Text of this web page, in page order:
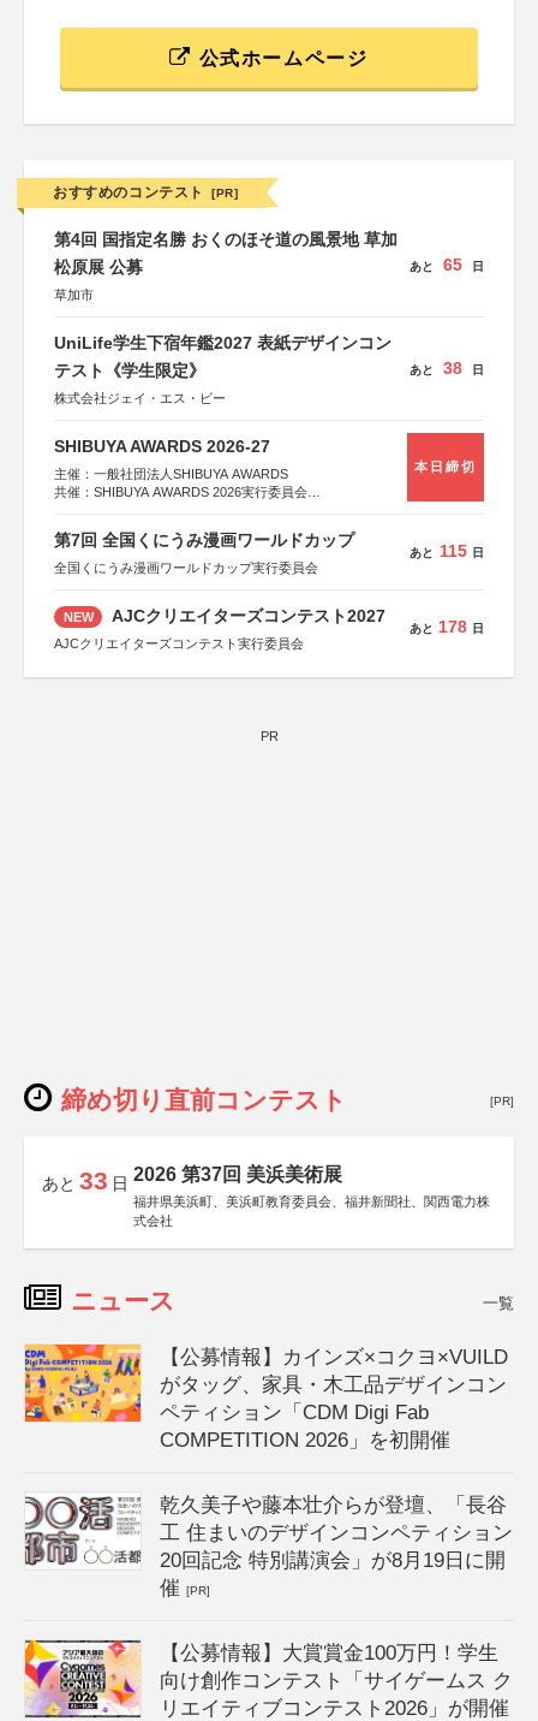
公式ホームページ
おすすめのコンテスト [PR]
第4回 国指定名勝 おくのほそ道の風景地 草加
松原展 公募
草加市
あと 65 日
UniLife学生下宿年鑑2027 表紙デザインコン
テスト《学生限定》
株式会社ジェイ・エス・ビー
あと 38 日
SHIBUYA AWARDS 2026-27
主催：一般社団法人SHIBUYA AWARDS
共催：SHIBUYA AWARDS 2026実行委員会
本日締切
第7回 全国くにうみ漫画ワールドカップ
全国くにうみ漫画ワールドカップ実行委員会
あと 115 日
NEW AJCクリエイターズコンテスト2027
AJCクリエイターズコンテスト実行委員会
あと 178 日
PR
締め切り直前コンテスト [PR]
あと 33 日 2026 第37回 美浜美術展
福井県美浜町、美浜町教育委員会、福井新聞社、関西電力株
式会社
ニュース 一覧
【公募情報】カインズ×コクヨ×VUILD
がタッグ、家具・木工品デザインコン
ペティション「CDM Digi Fab
COMPETITION 2026」を初開催
乾久美子や藤本壮介らが登壇、「長谷
工 住まいのデザインコンペティション
20回記念 特別講演会」が8月19日に開
催[PR]
【公募情報】大賞賞金100万円！学生
向け創作コンテスト「サイゲームス ク
リエイティブコンテスト2026」が開催